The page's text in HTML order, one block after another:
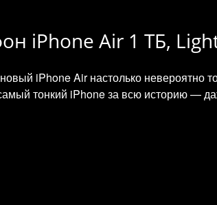
iPhone Air 1 ТБ,
iPhone Air настолько невероятно
тонкий iPhone за всю историю